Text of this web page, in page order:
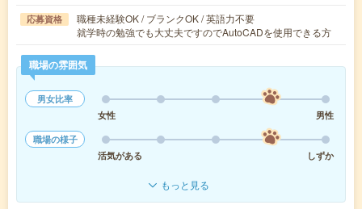
応募資格
職種未経験OK / ブランクOK / 英語力不要
就学時の勉強でも大丈夫ですのでAutoCADを使用できる方
職場の雰囲気
男女比率
女性
男性
職場の様子
活気がある
しずか
もっと見る